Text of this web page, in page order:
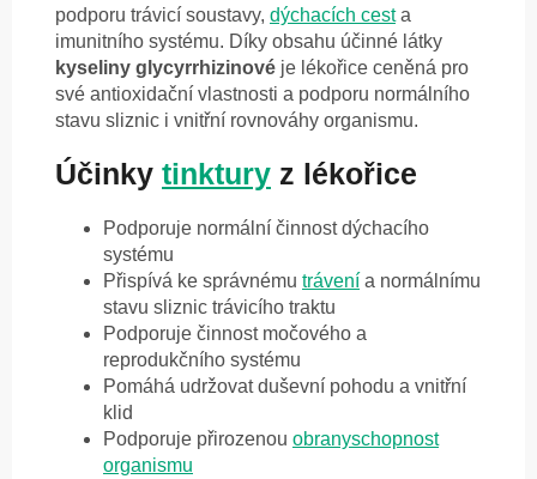
podporu trávicí soustavy, dýchacích cesta
imunitního systému. Díky obsahu účinné látky
kyseliny glycyrrhizinové je lékořice ceněná pro
své antioxidační vlastnosti a podporu normálního
stavu sliznic i vnitřní rovnováhy organismu.
Účinky tinktury z lékořice
Podporuje normální činnost dýchacího
systému
Přispívá ke správnému trávení a normálnímu
stavu sliznic trávicího traktu
Podporuje činnost močového a
reprodukčního systému
Pomáhá udržovat duševní pohodu a vnitřní
klid
Podporuje přirozenou obranyschopnost
organismu